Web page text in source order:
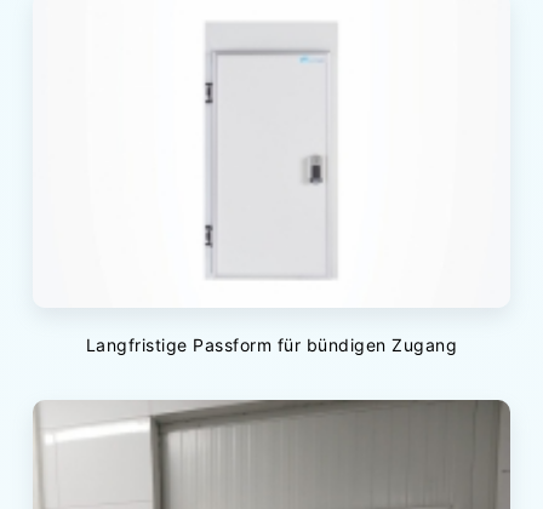
Langfristige Passform für bündigen Zugang